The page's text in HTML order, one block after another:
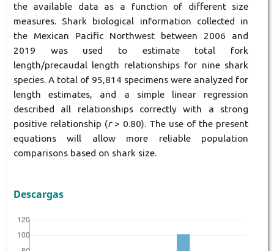
the available data as a function of different size
measures. Shark biological information collected in
the Mexican Pacific Northwest between 2006 and
2019 was used to estimate total fork
length/precaudal length relationships for nine shark
species. A total of 95,814 specimens were analyzed for
length estimates, and a simple linear regression
described all relationships correctly with a strong
positive relationship (r> 0.80). The use of the present
equations will allow more reliable population
comparisons based on shark size.
Descargas